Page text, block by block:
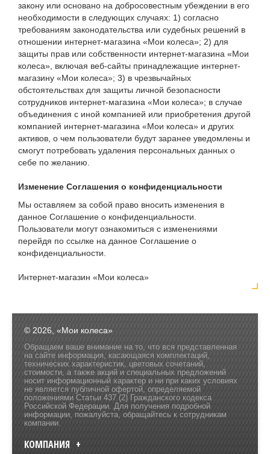
закону или основано на добросовестным убеждении в его
необходимости в следующих случаях: 1) согласно
требованиям законодательства или судебных решений в
отношении интернет-магазина «Мои колеса»; 2) для
защиты прав или собственности интернет-магазина «Мои
колеса», включая веб-сайты принадлежащие интернет-
магазину «Мои колеса»; 3) в чрезвычайных
обстоятельствах для защиты личной безопасности
сотрудников интернет-магазина «Мои колеса»; в случае
объединения с иной компанией или приобретения другой
компанией интернет-магазина «Мои колеса» и других
активов, о чем пользователи будут заранее уведомлены и
смогут потребовать удаления персональных данных о
себе по желанию.
Изменение Соглашения о конфиденциальности
Мы оставляем за собой право вносить изменения в
данное Соглашение о конфиденциальности.
Пользователи могут ознакомиться с изменениями
перейдя по ссылке на данное Соглашение о
конфиденциальности.
Интернет-магазин «Мои колеса»
© 2026, «Мои колеса»
Обращаем ваше внимание на то, что вся представленная
на сайте информация, касающаяся комплектаций,
технических характеристик, цветовых сочетаний,
стоимости, а также акций и специальных предложений
носит информационный характер и ни при каких условиях
не является публичной офертой, определяемой
положениями Статьи 437 (2) Гражданского кодекса
Российской Федерации. Для получения подробной
информации, пожалуйста, обращайтесь к сотрудникам
компании.
КОМПАНИЯ